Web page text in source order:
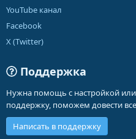
YouTube канал
Facebook
X (Twitter)
Поддержка
Нужна помощь с настройкой
поддержку, поможем довести
Написать в поддержку